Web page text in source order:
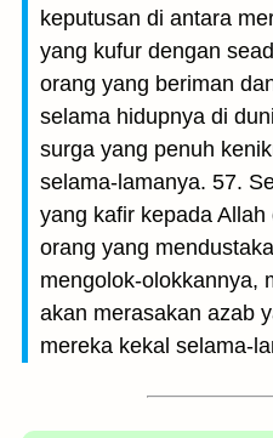
keputusan di antara
yang kufur dengan
orang yang beriman
selama hidupnya di
surga yang penuh
selama-lamanya. 57.
yang kafir kepada
orang yang
mengolok-olokkannya,
akan merasakan azab
mereka kekal selama-